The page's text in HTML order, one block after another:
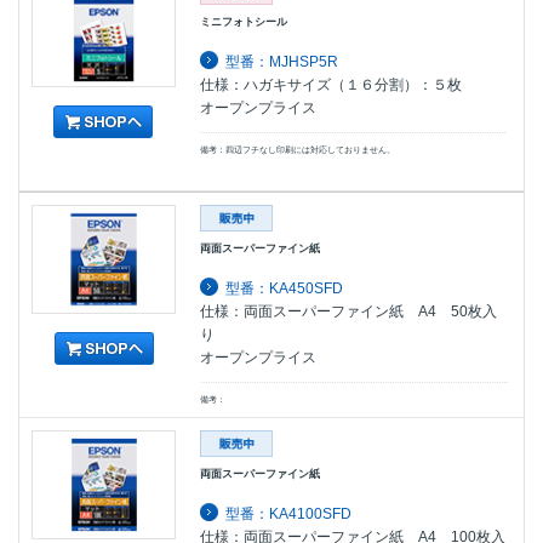
ミニフォトシール
型番：MJHSP5R
仕様：ハガキサイズ（１６分割）：５枚
オープンプライス
備考：四辺フチなし印刷には対応しておりません。
両面スーパーファイン紙
型番：KA450SFD
仕様：両面スーパーファイン紙 A4 50枚入
り
オープンプライス
備考：
両面スーパーファイン紙
型番：KA4100SFD
仕様：両面スーパーファイン紙 A4 100枚入